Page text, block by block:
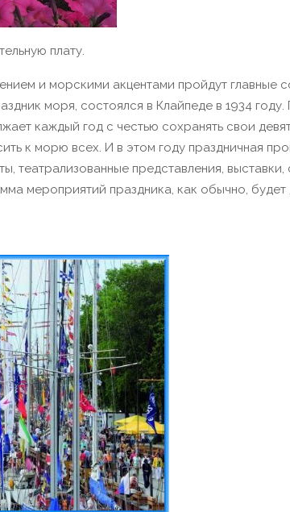
плату.
и морскими акцентами пройдут главные
моря, состоялся в Клайпеде в 1934
каждый год с честью сохранять свои
к морю всех. И в этом году праздничная
театрализованные представления, выставки,
мероприятий праздника, как обычно, будет